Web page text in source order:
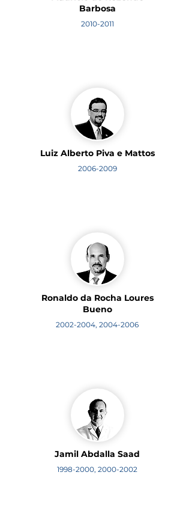
Barbosa
2010-2011
Luiz Alberto Piva e Mattos
2006-2009
Ronaldo da Rocha Loures
Bueno
2002-2004, 2004-2006
Jamil Abdalla Saad
1998-2000, 2000-2002